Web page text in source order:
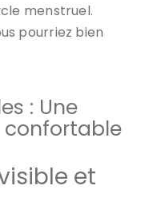
menstruel.
pourriez bien
: Une
et